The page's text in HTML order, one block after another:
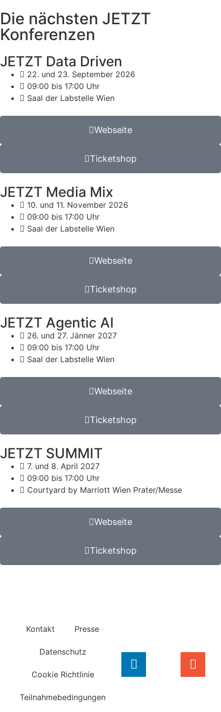
Die nächsten JETZT
Konferenzen
JETZT Data Driven
22. und 23. September 2026
09:00 bis 17:00 Uhr
Saal der Labstelle Wien
Webseite
Ticketshop
JETZT Media Mix
10. und 11. November 2026
09:00 bis 17:00 Uhr
Saal der Labstelle Wien
Webseite
Ticketshop
JETZT Agentic AI
26. und 27. Jänner 2027
09:00 bis 17:00 Uhr
Saal der Labstelle Wien
Webseite
Ticketshop
JETZT SUMMIT
7. und 8. April 2027
09:00 bis 17:00 Uhr
Courtyard by Marriott Wien Prater/Messe
Webseite
Ticketshop
Kontakt Presse
Datenschutz
Cookie Richtlinie
Teilnahmebedingungen